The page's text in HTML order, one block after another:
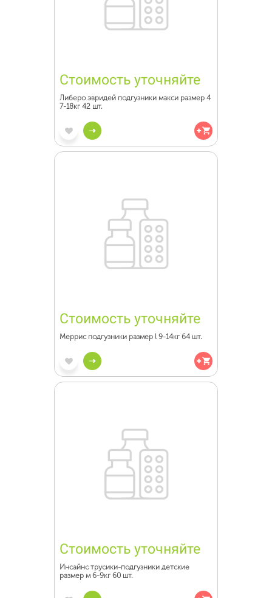
Стоимость уточняйте
Либеро эвридей подгузники макси размер 4
7-18кг 42 шт.
Стоимость уточняйте
Меррис подгузники размер l 9-14кг 64 шт.
Стоимость уточняйте
Инсайнс трусики-подгузники детские
размер м 6-9кг 60 шт.